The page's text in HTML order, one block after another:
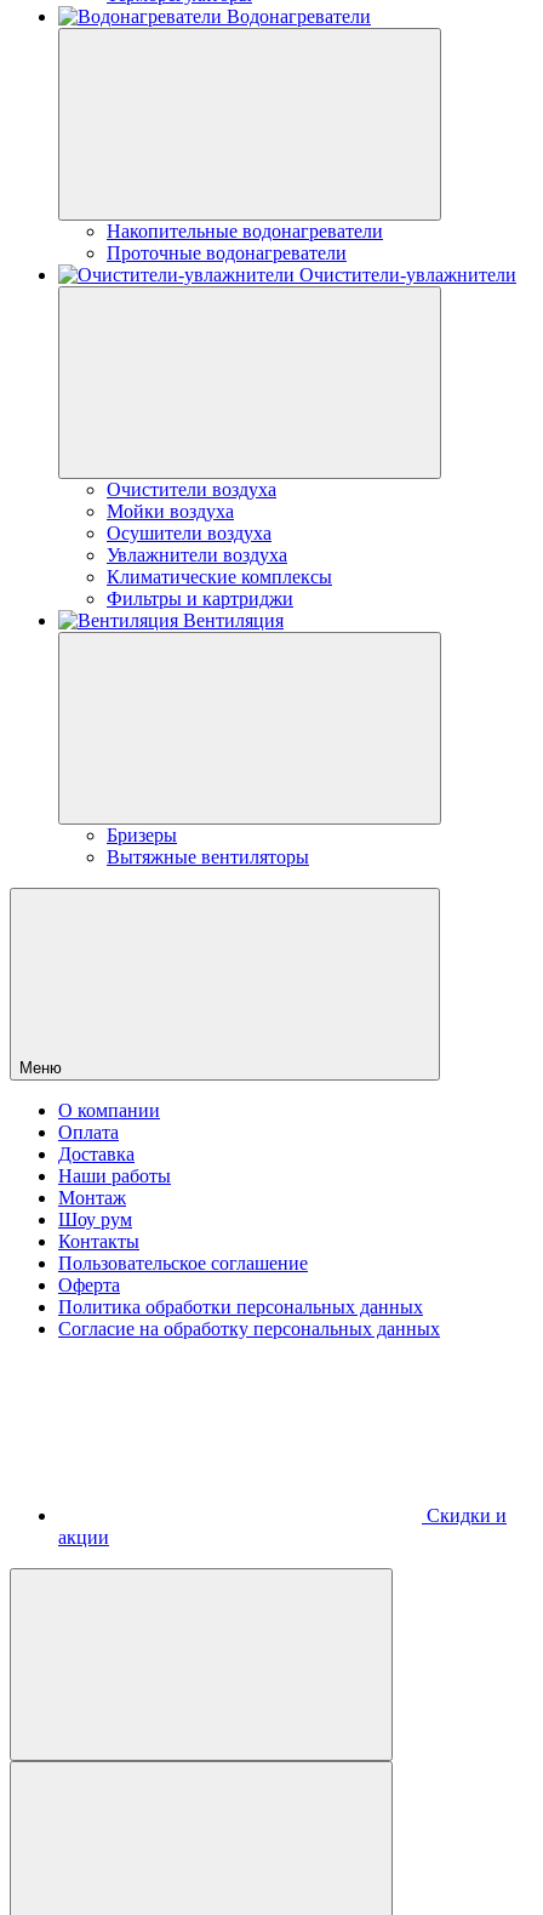
Водонагреватели
Накопительные водонагреватели
Проточные водонагреватели
Очистители-увлажнители
Очистители воздуха
Мойки воздуха
Осушители воздуха
Увлажнители воздуха
Климатические комплексы
Фильтры и картриджи
Вентиляция
Бризеры
Вытяжные вентиляторы
Меню
О компании
Оплата
Доставка
Наши работы
Монтаж
Шоу рум
Контакты
Пользовательское соглашение
Оферта
Политика обработки персональных данных
Согласие на обработку персональных данных
Скидки и
акции